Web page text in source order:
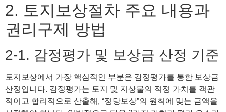
2. 토지보상절차 주요 내용과
권리구제 방법
2-1. 감정평가 및 보상금 산정 기준
토지보상에서 가장 핵심적인 부분은 감정평가를 통한 보상금
산정입니다. 감정평가는 토지 및 지상물의 적정 가치를 객관
적이고 합리적으로 산출해, “정당보상”의 원칙에 맞는 금액을